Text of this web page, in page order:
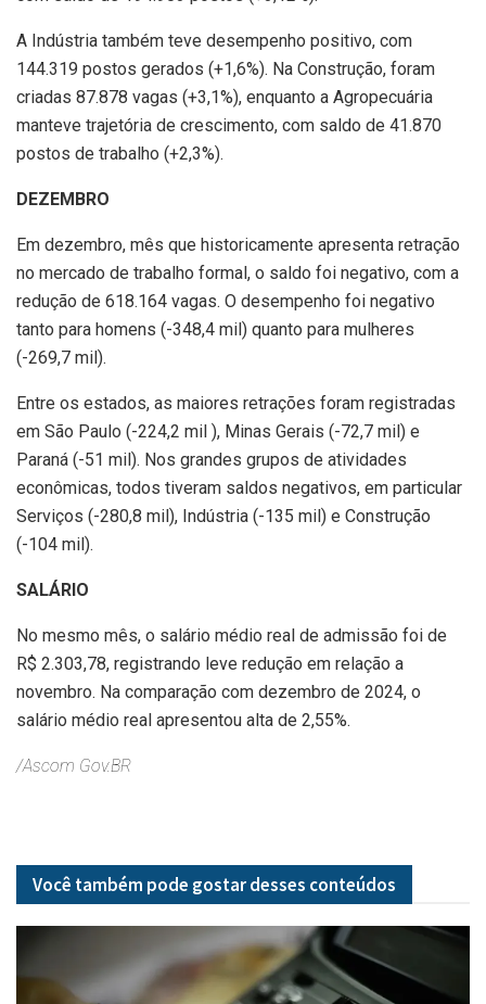
A Indústria também teve desempenho positivo, com
144.319 postos gerados (+1,6%). Na Construção, foram
criadas 87.878 vagas (+3,1%), enquanto a Agropecuária
manteve trajetória de crescimento, com saldo de 41.870
postos de trabalho (+2,3%).
DEZEMBRO
Em dezembro, mês que historicamente apresenta retração
no mercado de trabalho formal, o saldo foi negativo, com a
redução de 618.164 vagas. O desempenho foi negativo
tanto para homens (-348,4 mil) quanto para mulheres
(-269,7 mil).
Entre os estados, as maiores retrações foram registradas
em São Paulo (-224,2 mil ), Minas Gerais (-72,7 mil) e
Paraná (-51 mil). Nos grandes grupos de atividades
econômicas, todos tiveram saldos negativos, em particular
Serviços (-280,8 mil), Indústria (-135 mil) e Construção
(-104 mil).
SALÁRIO
No mesmo mês, o salário médio real de admissão foi de
R$ 2.303,78, registrando leve redução em relação a
novembro. Na comparação com dezembro de 2024, o
salário médio real apresentou alta de 2,55%.
/Ascom Gov.BR
Você também pode gostar desses conteúdos